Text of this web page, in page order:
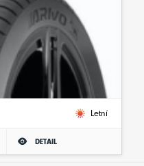
Letní
DETAIL